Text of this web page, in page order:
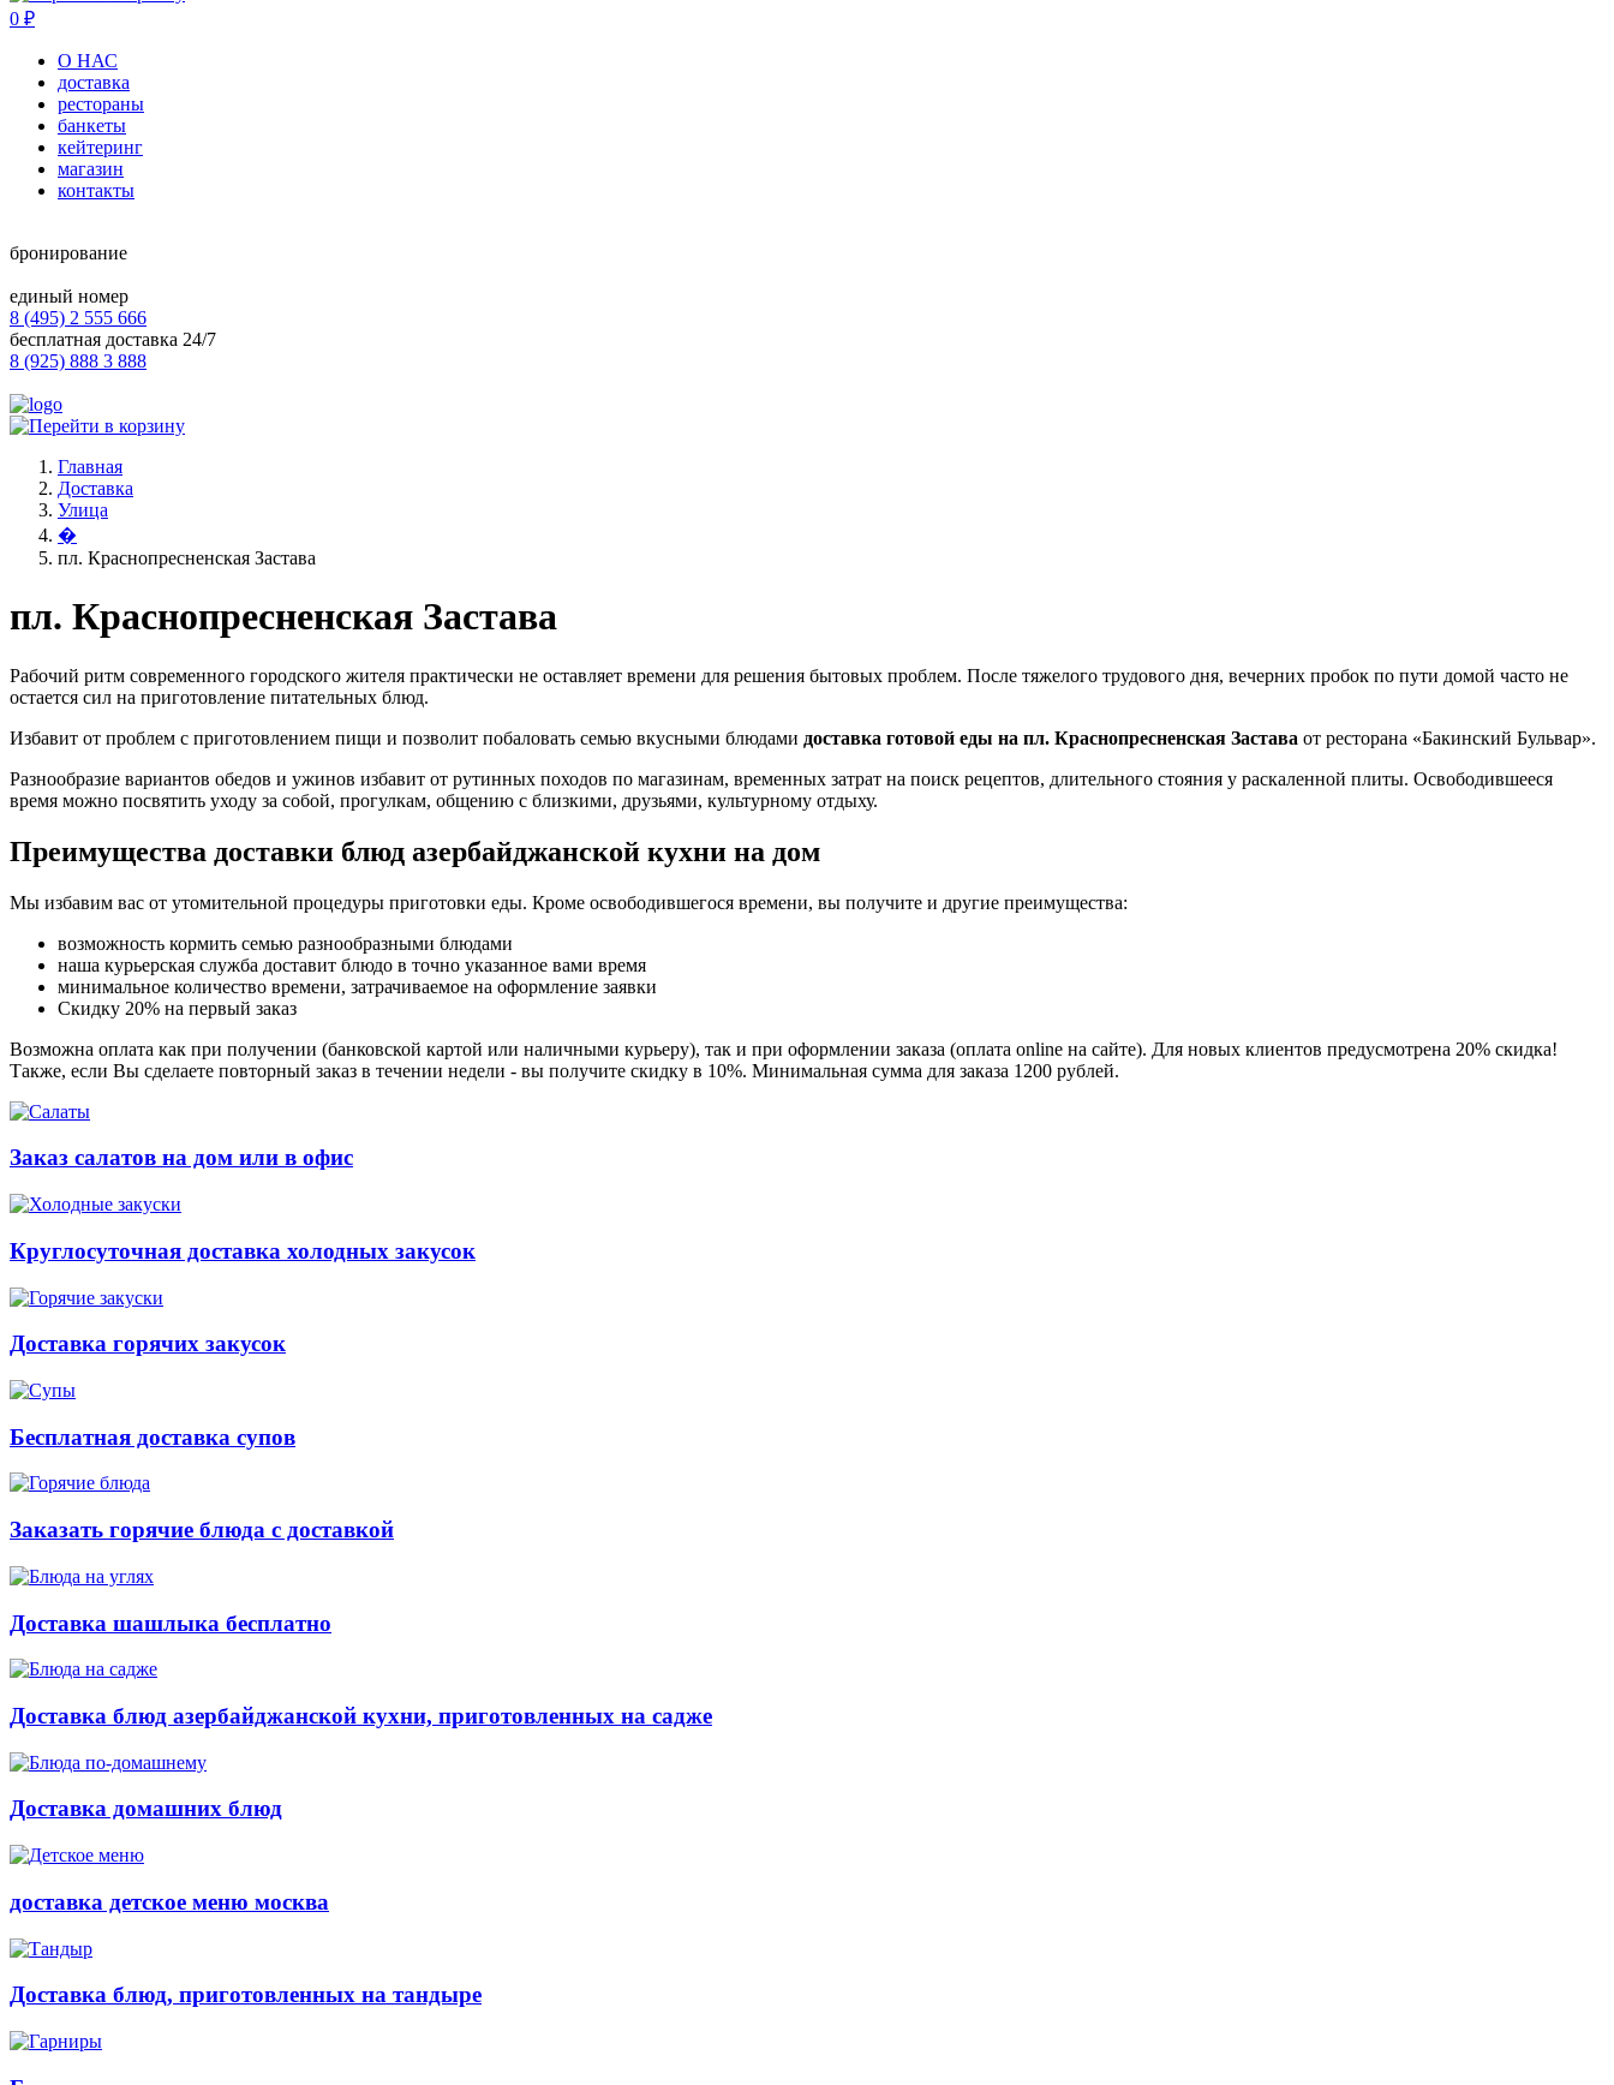
0 ₽
О НАС
доставка
рестораны
банкеты
кейтеринг
магазин
контакты
бронирование
единый номер
8 (495) 2 555 666
бесплатная доставка 24/7
8 (925) 888 3 888
Главная
Доставка
Улица
�
пл. Краснопресненская Застава
пл. Краснопресненская Застава
Рабочий ритм современного городского жителя практически не оставляет времени для решения бытовых проблем. После тяжелого трудового дня, вечерних пробок по пути домой часто не
остается сил на приготовление питательных блюд.
Избавит от проблем с приготовлением пищи и позволит побаловать семью вкусными блюдами доставка готовой еды на пл. Краснопресненская Застава от ресторана «Бакинский Бульвар».
Разнообразие вариантов обедов и ужинов избавит от рутинных походов по магазинам, временных затрат на поиск рецептов, длительного стояния у раскаленной плиты. Освободившееся
время можно посвятить уходу за собой, прогулкам, общению с близкими, друзьями, культурному отдыху.
Преимущества доставки блюд азербайджанской кухни на дом
Мы избавим вас от утомительной процедуры приготовки еды. Кроме освободившегося времени, вы получите и другие преимущества:
возможность кормить семью разнообразными блюдами
наша курьерская служба доставит блюдо в точно указанное вами время
минимальное количество времени, затрачиваемое на оформление заявки
Скидку 20% на первый заказ
Возможна оплата как при получении (банковской картой или наличными курьеру), так и при оформлении заказа (оплата online на сайте). Для новых клиентов предусмотрена 20% скидка!
Также, если Вы сделаете повторный заказ в течении недели - вы получите скидку в 10%. Минимальная сумма для заказа 1200 рублей.
Заказ салатов на дом или в офис
Круглосуточная доставка холодных закусок
Доставка горячих закусок
Бесплатная доставка супов
Заказать горячие блюда с доставкой
Доставка шашлыка бесплатно
Доставка блюд азербайджанской кухни, приготовленных на садже
Доставка домашних блюд
доставка детское меню москва
Доставка блюд, приготовленных на тандыре